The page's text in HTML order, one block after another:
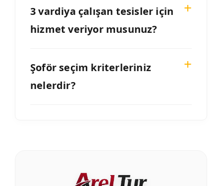
3 vardiya çalışan tesisler için
hizmet veriyor musunuz?
Şoför seçim kriterleriniz
nelerdir?